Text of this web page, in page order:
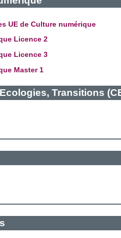
UE de Culture numérique
Licence 2
Licence 3
Master 1
Transitions